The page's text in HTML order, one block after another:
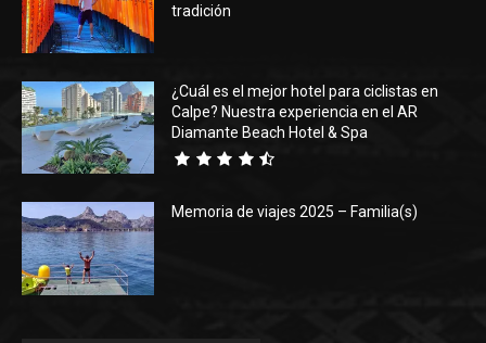
tradición
¿Cuál es el mejor hotel para ciclistas en
Calpe? Nuestra experiencia en el AR
Diamante Beach Hotel & Spa
Memoria de viajes 2025 – Familia(s)